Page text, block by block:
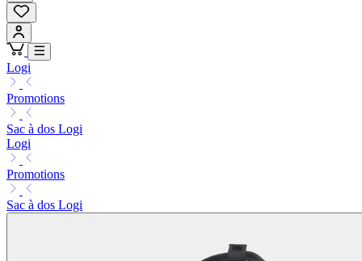
Logi
Promotions
Sac à dos Logi
Logi
Promotions
Sac à dos Logi